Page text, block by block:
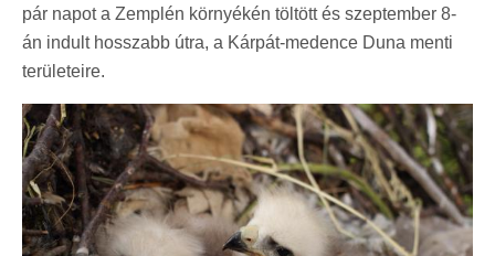
pár napot a Zemplén környékén töltött és szeptember 8-
án indult hosszabb útra, a Kárpát-medence Duna menti
területeire.